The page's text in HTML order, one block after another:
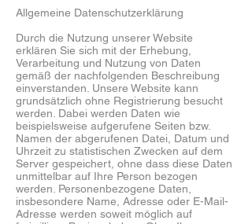
Allgemeine Datenschutzerklärung
Durch die Nutzung unserer Website
erklären Sie sich mit der Erhebung,
Verarbeitung und Nutzung von Daten
gemäß der nachfolgenden Beschreibung
einverstanden. Unsere Website kann
grundsätzlich ohne Registrierung besucht
werden. Dabei werden Daten wie
beispielsweise aufgerufene Seiten bzw.
Namen der abgerufenen Datei, Datum und
Uhrzeit zu statistischen Zwecken auf dem
Server gespeichert, ohne dass diese Daten
unmittelbar auf Ihre Person bezogen
werden. Personenbezogene Daten,
insbesondere Name, Adresse oder E-Mail-
Adresse werden soweit möglich auf